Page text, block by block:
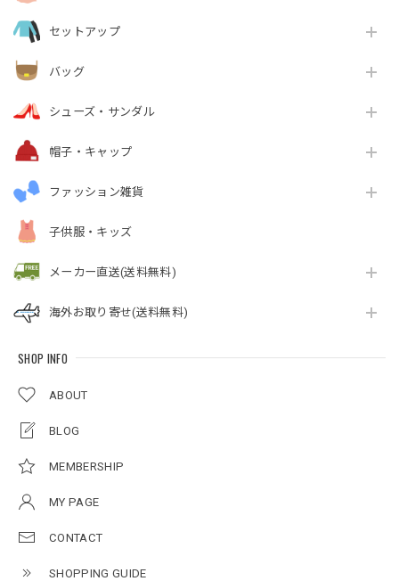
セットアップ
バッグ
シューズ・サンダル
帽子・キャップ
ファッション雑貨
子供服・キッズ
メーカー直送(送料無料)
海外お取り寄せ(送料無料)
SHOP INFO
ABOUT
BLOG
MEMBERSHIP
MY PAGE
CONTACT
SHOPPING GUIDE